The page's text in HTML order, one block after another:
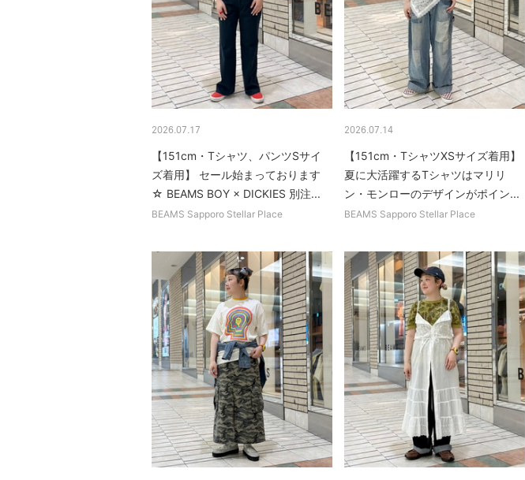
2026.07.17
【151cm・Tシャツ、パンツSサイ
ズ着用】 セール始まっております
☆ BEAMS BOY × DICKIES 別注...
BEAMS Sapporo Stellar Place
2026.07.14
【151cm・TシャツXSサイズ着用】
夏に大活躍するTシャツはマリリ
ン・モンローのデザインがポイン...
BEAMS Sapporo Stellar Place